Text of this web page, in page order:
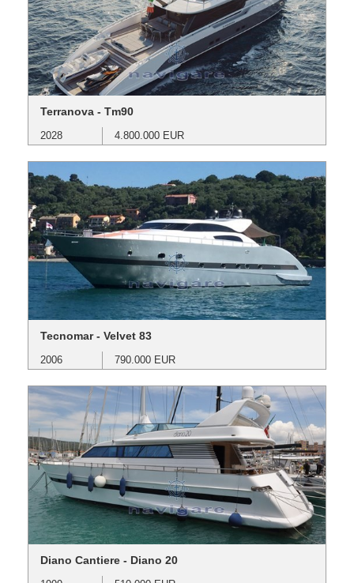
Terranova - Tm90
2028 4.800.000 EUR
Tecnomar - Velvet 83
2006 790.000 EUR
Diano Cantiere - Diano 20